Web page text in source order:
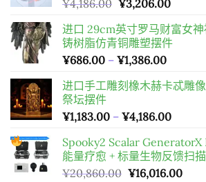
¥4,186.00 原
價
格：
¥4,186.00。
¥3,206.00目
價
格：
进口 29cm英寸罗马财富女
铸树脂仿青铜雕塑摆件
¥686.00 – ¥1,386.00價
範
¥686.00
进口手工雕刻橡木赫卡忒雕
祭坛摆件
¥1,183.00 – ¥4,186.00價
範
圍：
Spooky2 Scalar GeneratorX
能量疗愈 + 标量生物反馈扫描
¥20,860.00 原
¥16,016.00目